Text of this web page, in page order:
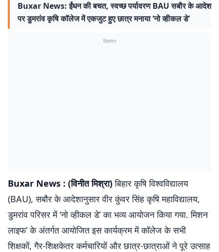
Buxar News: ईंधन की बचत, स्वच्छ पर्यावरण BAU सबौर के आदेश
पर डुमरांव कृषि कॉलेज में एकजुट हुए छात्र मनाया ‘नो व्हीकल डे’
विज्ञापन
Buxar News : (विनीत मिश्रा)बिहार कृषि विश्वविद्यालय
(BAU), सबौर के आदेशानुसार वीर कुंवर सिंह कृषि महाविद्यालय,
डुमरांव परिसर में ‘नो व्हीकल डे’ का भव्य आयोजन किया गया. मिशन
लाइफ’ के अंतर्गत आयोजित इस कार्यक्रम में कॉलेज के सभी
शिक्षकों, गैर-शिक्षकेतर कर्मचारियों और छात्र-छात्राओं ने पूरे उत्साह